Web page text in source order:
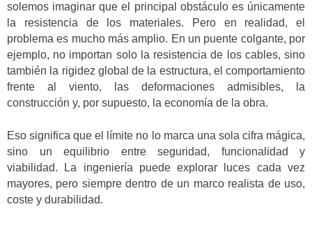
solemos imaginar que el principal obstáculo es únicamente
la resistencia de los materiales. Pero en realidad, el
problema es mucho más amplio. En un puente colgante, por
ejemplo, no importan solo la resistencia de los cables, sino
también la rigidez global de la estructura, el comportamiento
frente al viento, las deformaciones admisibles, la
construcción y, por supuesto, la economía de la obra.
Eso significa que el límite no lo marca una sola cifra mágica,
sino un equilibrio entre seguridad, funcionalidad y
viabilidad. La ingeniería puede explorar luces cada vez
mayores, pero siempre dentro de un marco realista de uso,
coste y durabilidad.